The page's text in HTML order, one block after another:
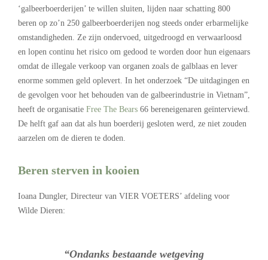
‘galbeerboerderijen’ te willen sluiten, lijden naar schatting 800
beren op zo’n 250 galbeerboerderijen nog steeds onder erbarmelijke
omstandigheden. Ze zijn ondervoed, uitgedroogd en verwaarloosd
en lopen continu het risico om gedood te worden door hun eigenaars
omdat de illegale verkoop van organen zoals de galblaas en lever
enorme sommen geld oplevert. In het onderzoek “De uitdagingen en
de gevolgen voor het behouden van de galbeerindustrie in Vietnam”,
heeft de organisatie Free The Bears 66 bereneigenaren geïnterviewd.
De helft gaf aan dat als hun boerderij gesloten werd, ze niet zouden
aarzelen om de dieren te doden.
Beren sterven in kooien
Ioana Dungler, Directeur van VIER VOETERS’ afdeling voor
Wilde Dieren:
“Ondanks bestaande wetgeving